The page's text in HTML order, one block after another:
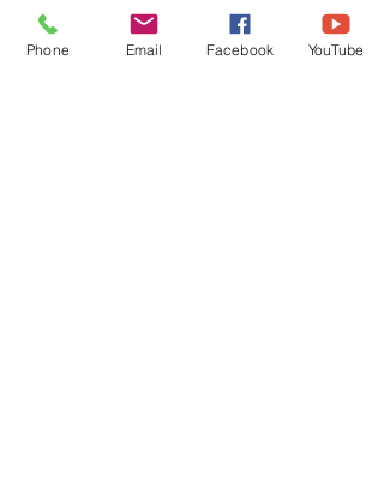
Je prends conscience des espaces
Phone Email Facebook YouTube